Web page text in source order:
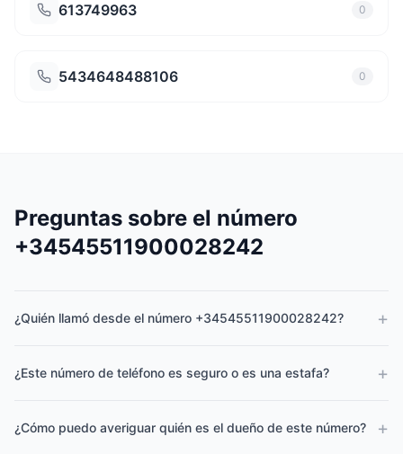
613749963 0
5434648488106 0
Preguntas sobre el número
+34545511900028242
¿Quién llamó desde el número +34545511900028242? +
¿Este número de teléfono es seguro o es una estafa? +
¿Cómo puedo averiguar quién es el dueño de este número? +